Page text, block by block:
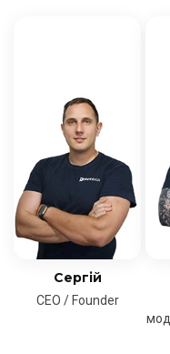
Сергій
CEO / Founder